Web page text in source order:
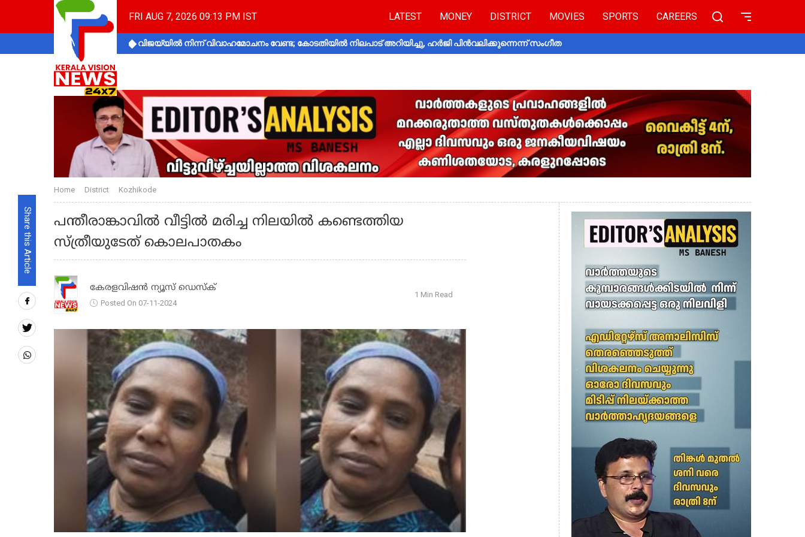
FRI AUG 7, 2026 09:13 PM IST LATEST MONEY DISTRICT MOVIES SPORTS CAREERS
വിജയ്‌യിൽ നിന്ന് വിവാഹമോചനം വേണ്ട; കോടതിയിൽ നിലപാട് അറിയിച്ചു, ഹർജി പിൻവലിക്കുന്നെന്ന് സംഗീത
Share this Article
Home District Kozhikode
പന്തീരാങ്കാവിൽ വീട്ടിൽ മരിച്ച നിലയിൽ കണ്ടെത്തിയ
സ്ത്രീയുടേത് കൊലപാതകം
കേരളവിഷൻ ന്യൂസ് ഡെസ്‌ക്
Posted On 07-11-2024
1 Min Read